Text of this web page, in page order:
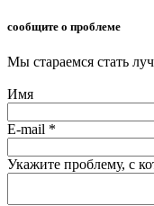
сообщите о проблеме
Мы стараемся стать
Имя
E-mail *
Укажите проблему, с